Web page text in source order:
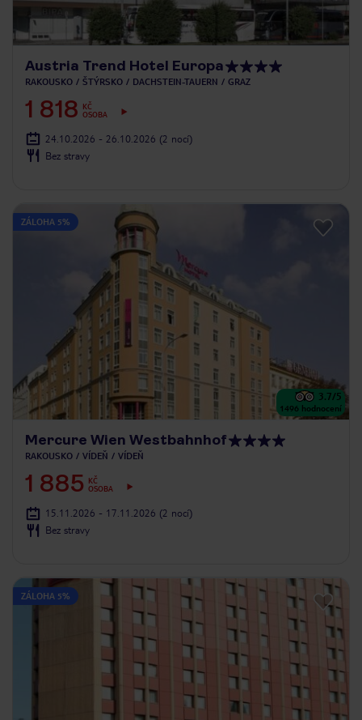
Austria Trend Hotel Europa
RAKOUSKO ŠTÝRSKO DACHSTEIN-TAUERN GRAZ
1 818
KČ
OSOBA
24.10.2026 - 26.10.2026 (2 nocí)
Bez stravy
ZÁLOHA 5%
3.7/5
1496 hodnocení
Mercure Wien Westbahnhof
RAKOUSKO VÍDEŇ VÍDEŇ
1 885
KČ
OSOBA
15.11.2026 - 17.11.2026 (2 nocí)
Bez stravy
ZÁLOHA 5%